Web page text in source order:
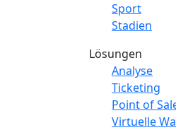
Sport
Stadien
Lösungen
Analyse
Ticketing
Point of
Virtuelle